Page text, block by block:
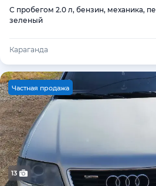
С пробегом 2.0 л, бензин, механика,
зеленый
Караганда
Частная продажа
13